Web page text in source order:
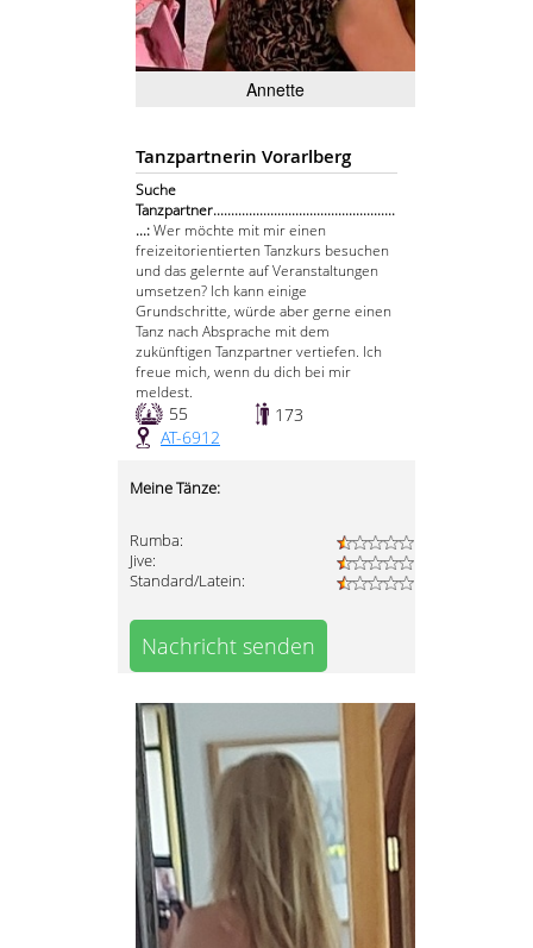
Annette
Tanzpartnerin Vorarlberg
Suche
Tanzpartner...................................................
...:Wer möchte mit mir einen
freizeitorientierten Tanzkurs besuchen
und das gelernte auf Veranstaltungen
umsetzen? Ich kann einige
Grundschritte, würde aber gerne einen
Tanz nach Absprache mit dem
zukünftigen Tanzpartner vertiefen. Ich
freue mich, wenn du dich bei mir
meldest.
55
173
AT-6912
Meine Tänze:
Rumba:
Jive:
Standard/Latein:
Nachricht senden